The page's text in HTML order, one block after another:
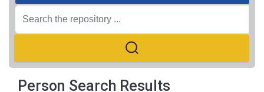
Person Search Results